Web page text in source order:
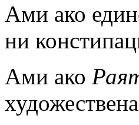
Ами ако
ни
Ами ако